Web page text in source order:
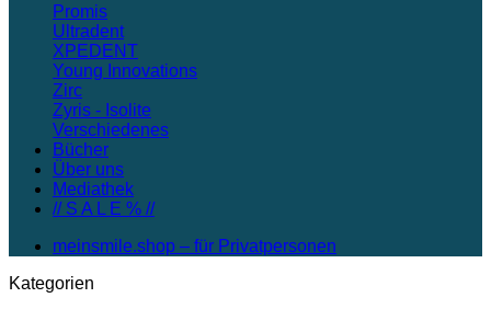
Promis
Ultradent
XPEDENT
Young Innovations
Zirc
Zyris - Isolite
Verschiedenes
Bücher
Über uns
Mediathek
// S A L E % //
meinsmile.shop – für Privatpersonen
Kategorien